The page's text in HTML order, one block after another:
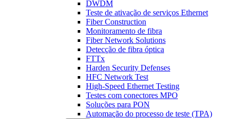
DWDM
Teste de ativação de serviços Ethernet
Fiber Construction
Monitoramento de fibra
Fiber Network Solutions
Detecção de fibra óptica
FTTx
Harden Security Defenses
HFC Network Test
High-Speed Ethernet Testing
Testes com conectores MPO
Soluções para PON
Automação do processo de teste (TPA)